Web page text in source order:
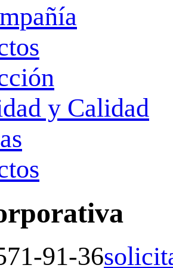
y Calidad
91-36